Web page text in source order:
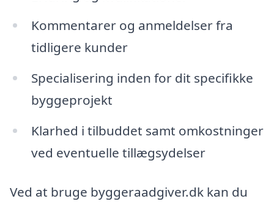
Kommentarer og anmeldelser fra
tidligere kunder
Specialisering inden for dit specifikke
byggeprojekt
Klarhed i tilbuddet samt omkostninger
ved eventuelle tillægsydelser
Ved at bruge byggeraadgiver.dk kan du